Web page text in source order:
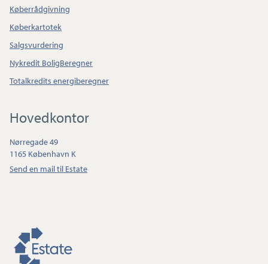
Køberrådgivning
Køberkartotek
Salgsvurdering
Nykredit BoligBeregner
Totalkredits energiberegner
Hovedkontor
Nørregade 49
1165 København K
Send en mail til Estate